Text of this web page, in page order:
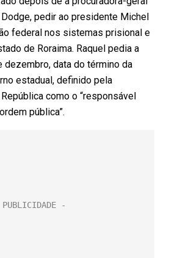
pedir ao presidente Michel
federal nos sistemas prisional e
de Roraima. Raquel pedia a
dezembro, data do término da
estadual, definido pela
como o “responsável
pública”.